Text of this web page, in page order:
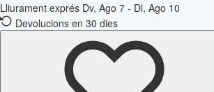
Lliurament exprés Dv, Ago 7 - Dl, Ago 10
Devolucions en 30 dies